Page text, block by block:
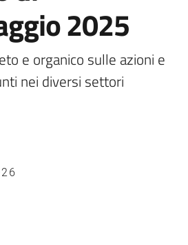
2025
e organico sulle azioni e
nei diversi settori